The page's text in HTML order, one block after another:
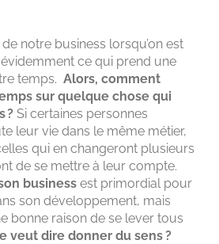
notre business lorsqu’on est
ce qui prend une
temps. Alors, comment
sur quelque chose qui
? Si certaines personnes
leur vie dans le même métier,
qui en changeront plusieurs
de se mettre à leur compte.
business est primordial pour
son développement, mais
bonne raison de se lever tous
veut dire donner du sens ?